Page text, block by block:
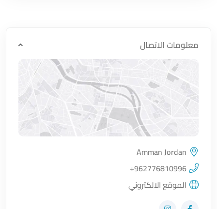
معلومات الاتصال
اضغط لتحميل الموقع
Amman Jordan
+962776810996
الموقع الالكتروني